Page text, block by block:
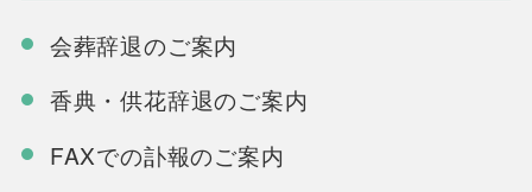
会葬辞退のご案内
香典・供花辞退のご案内
FAXでの訃報のご案内